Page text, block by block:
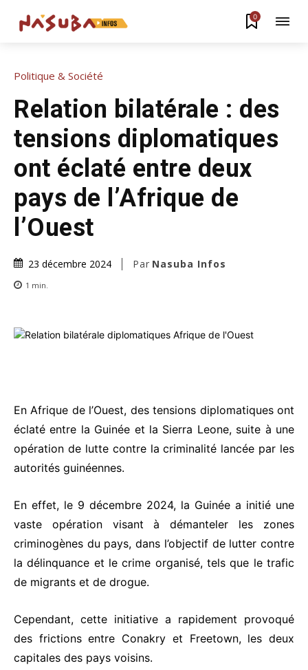
0
Politique & Société
Relation bilatérale : des
tensions diplomatiques
ont éclaté entre deux
pays de l’Afrique de
l’Ouest
23 décembre 2024 Par Nasuba Infos
1 min.
En Afrique de l’Ouest, des tensions diplomatiques ont
éclaté entre la Guinée et la Sierra Leone, suite à une
opération de lutte contre la criminalité lancée par les
autorités guinéennes.
En effet, le 9 décembre 2024, la Guinée a initié une
vaste opération visant à démanteler les zones
criminogènes du pays, dans l’objectif de lutter contre
la délinquance et le crime organisé, tels que le trafic
de migrants et de drogue.
Cependant, cette initiative a rapidement provoqué
des frictions entre Conakry et Freetown, les deux
capitales des pays voisins.